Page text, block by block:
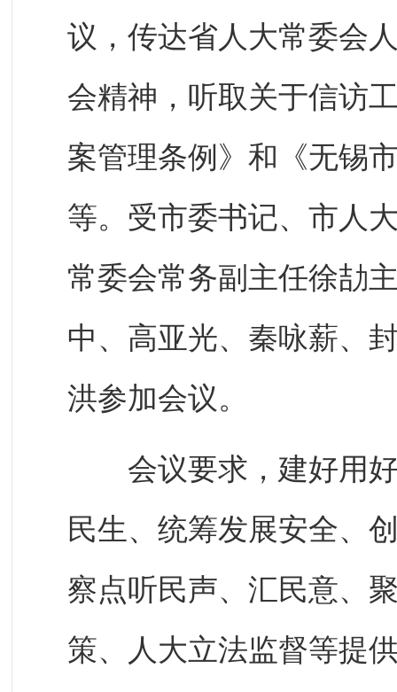
议，传达省人大常委会
会精神，听取关于信访
案管理条例》和《无锡
等。受市委书记、市人
常委会常务副主任徐劼
中、高亚光、秦咏薪、
洪参加会议。
会议要求，建好用好
民生、统筹发展安全、
察点听民声、汇民意、
策、人大立法监督等提